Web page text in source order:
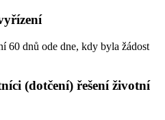
60 dnů ode dne, kdy byla žádost
(dotčení) řešení životní